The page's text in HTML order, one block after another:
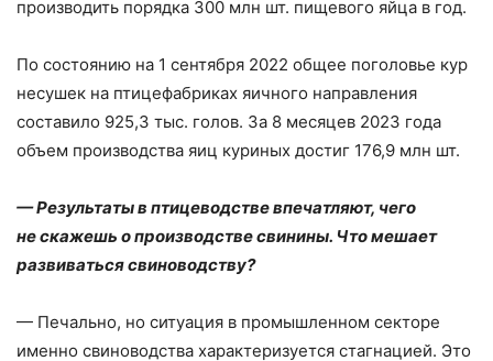
производить порядка 300 млн шт. пищевого яйца в год.
По состоянию на 1 сентября 2022 общее поголовье кур
несушек на птицефабриках яичного направления
составило 925,3 тыс. голов. За 8 месяцев 2023 года
объем производства яиц куриных достиг 176,9 млн шт.
— Результаты в птицеводстве впечатляют, чего
не скажешь о производстве свинины. Что мешает
развиваться свиноводству?
— Печально, но ситуация в промышленном секторе
именно свиноводства характеризуется стагнацией. Это